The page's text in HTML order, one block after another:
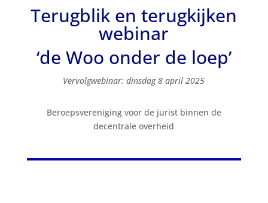
Terugblik en terugkijken
webinar
‘de Woo onder de loep’
Vervolgwebinar: dinsdag 8 april 2025
Beroepsvereniging voor de jurist binnen de
decentrale overheid